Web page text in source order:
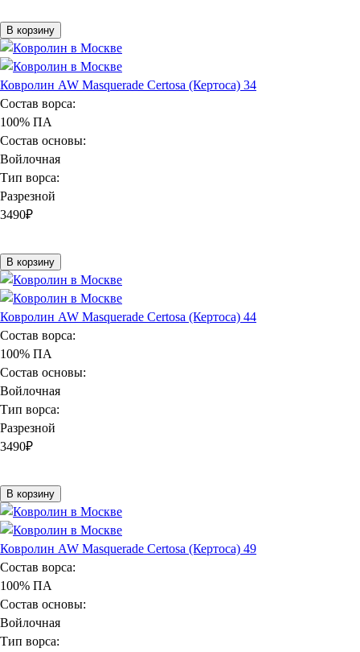
В корзину
Ковролин AW Masquerade Certosa (Кертоса) 34
Состав ворса:
100% ПА
Состав основы:
Войлочная
Тип ворса:
Разрезной
3490₽
В корзину
Ковролин AW Masquerade Certosa (Кертоса) 44
Состав ворса:
100% ПА
Состав основы:
Войлочная
Тип ворса:
Разрезной
3490₽
В корзину
Ковролин AW Masquerade Certosa (Кертоса) 49
Состав ворса:
100% ПА
Состав основы:
Войлочная
Тип ворса: